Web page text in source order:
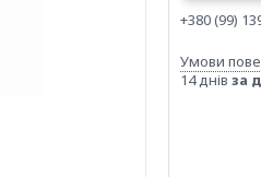
+380 (99)
14 днів за